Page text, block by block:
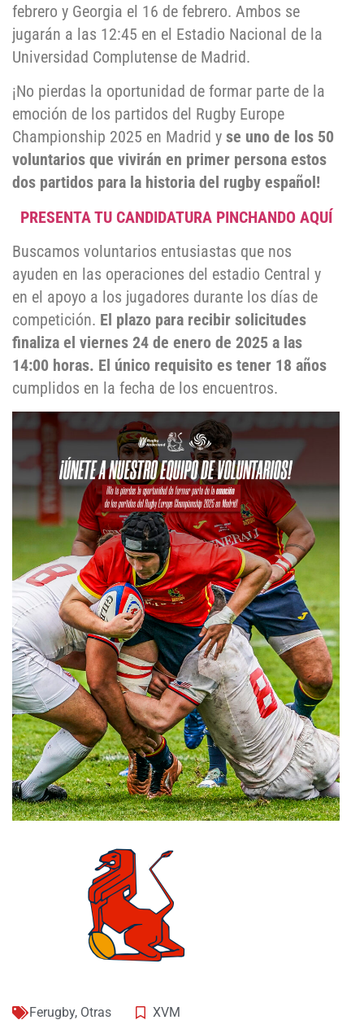
febrero y Georgia el 16 de febrero. Ambos se
jugarán a las 12:45 en el Estadio Nacional de la
Universidad Complutense de Madrid.
¡No pierdas la oportunidad de formar parte de la
emoción de los partidos del Rugby Europe
Championship 2025 en Madrid y se uno de los 50
voluntarios que vivirán en primer persona estos
dos partidos para la historia del rugby español!
PRESENTA TU CANDIDATURA PINCHANDO AQUÍ
Buscamos voluntarios entusiastas que nos
ayuden en las operaciones del estadio Central y
en el apoyo a los jugadores durante los días de
competición. El plazo para recibir solicitudes
finaliza el viernes 24 de enero de 2025 a las
14:00 horas. El único requisito es tener 18 años
cumplidos en la fecha de los encuentros.
Ferugby, Otras XVM